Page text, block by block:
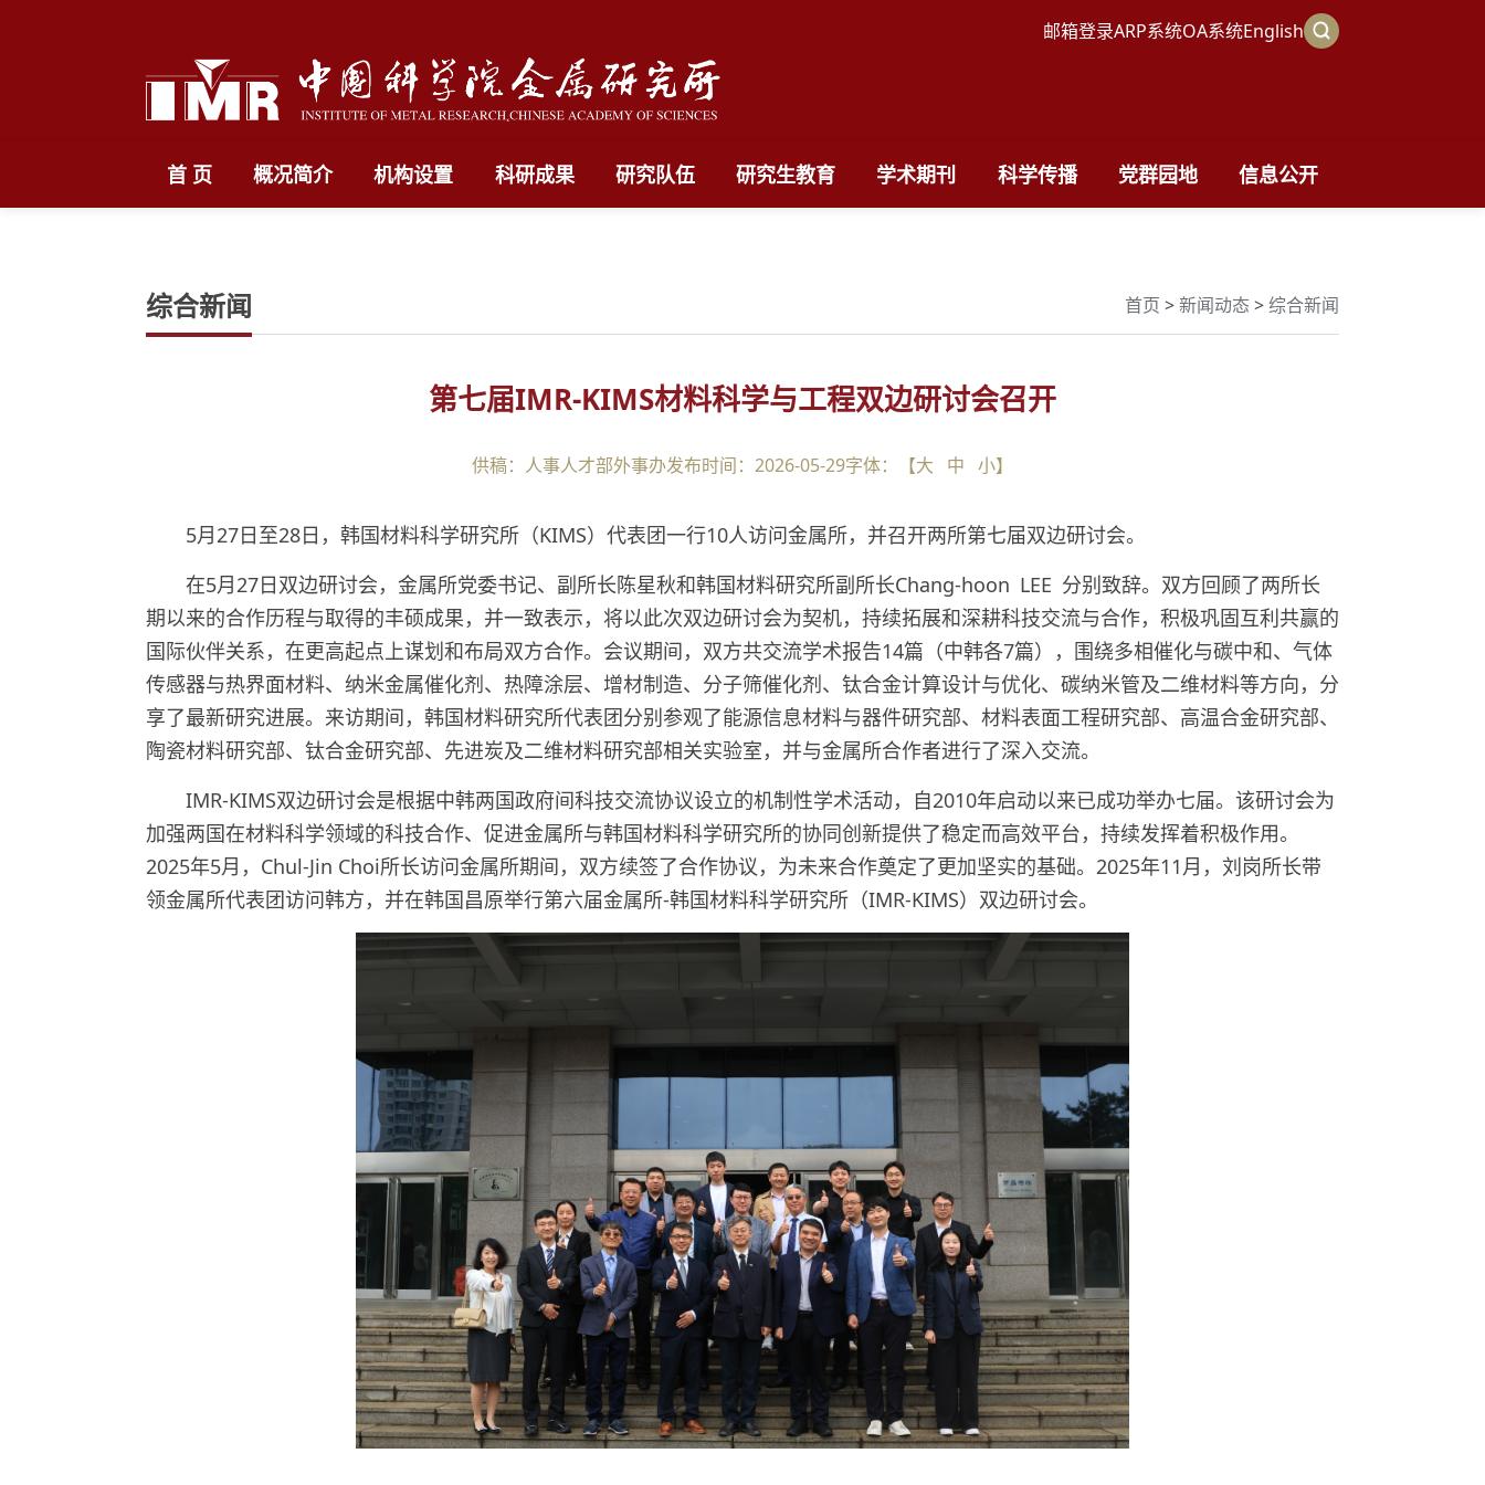
邮箱登录ARP系统OA系统English
首 页 概况简介 机构设置 科研成果 研究队伍 研究生教育 学术期刊 科学传播 党群园地 信息公开
综合新闻 首页 >新闻动态>综合新闻
第七届IMR-KIMS材料科学与工程双边研讨会召开
供稿：人事人才部外事办发布时间：2026-05-29字体：【大 中 小】
5月27日至28日，韩国材料科学研究所（KIMS）代表团一行10人访问金属所，并召开两所第七届双边研讨会。
在5月27日双边研讨会，金属所党委书记、副所长陈星秋和韩国材料研究所副所长Chang-hoon LEE 分别致辞。双方回顾了两所长
期以来的合作历程与取得的丰硕成果，并一致表示，将以此次双边研讨会为契机，持续拓展和深耕科技交流与合作，积极巩固互利共赢的
国际伙伴关系，在更高起点上谋划和布局双方合作。会议期间，双方共交流学术报告14篇（中韩各7篇），围绕多相催化与碳中和、气体
传感器与热界面材料、纳米金属催化剂、热障涂层、增材制造、分子筛催化剂、钛合金计算设计与优化、碳纳米管及二维材料等方向，分
享了最新研究进展。来访期间，韩国材料研究所代表团分别参观了能源信息材料与器件研究部、材料表面工程研究部、高温合金研究部、
陶瓷材料研究部、钛合金研究部、先进炭及二维材料研究部相关实验室，并与金属所合作者进行了深入交流。
IMR-KIMS双边研讨会是根据中韩两国政府间科技交流协议设立的机制性学术活动，自2010年启动以来已成功举办七届。该研讨会为
加强两国在材料科学领域的科技合作、促进金属所与韩国材料科学研究所的协同创新提供了稳定而高效平台，持续发挥着积极作用。
2025年5月，Chul-Jin Choi所长访问金属所期间，双方续签了合作协议，为未来合作奠定了更加坚实的基础。2025年11月，刘岗所长带
领金属所代表团访问韩方，并在韩国昌原举行第六届金属所-韩国材料科学研究所（IMR-KIMS）双边研讨会。